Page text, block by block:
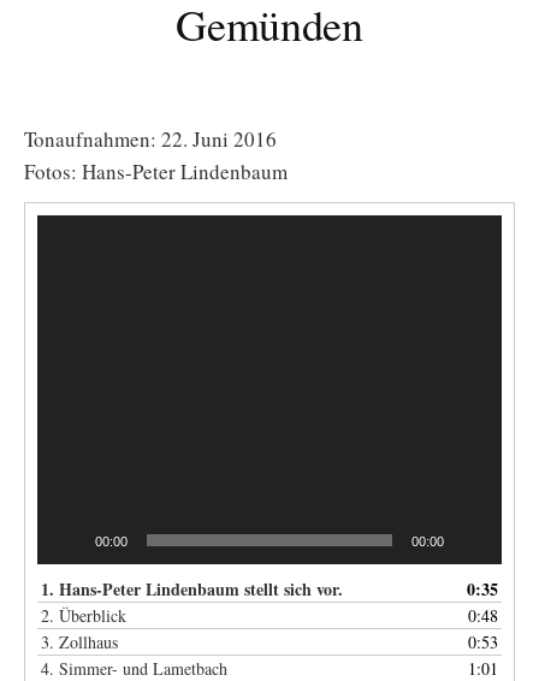
Gemünden
Tonaufnahmen: 22. Juni 2016
Fotos: Hans-Peter Lindenbaum
00:00 00:00
1. Hans-Peter Lindenbaum stellt sich vor. 0:35
2. Überblick
0:48
3. Zollhaus
0:53
4. Simmer- und Lametbach
1:01